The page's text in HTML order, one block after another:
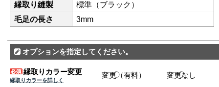
縁取り縫製
標準（ブラック）
毛足の長さ
3mm
オプションを指定してください。
縁取りカラー変更
縁取りカラーを詳しく
変更（有料） 変更なし